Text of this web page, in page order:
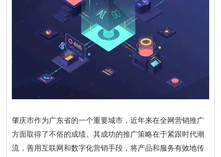
肇庆市作为广东省的一个重要城市，近年来在全网营销推广
方面取得了不俗的成绩。其成功的推广策略在于紧跟时代潮
流，善用互联网和数字化营销手段，将产品和服务有效地传